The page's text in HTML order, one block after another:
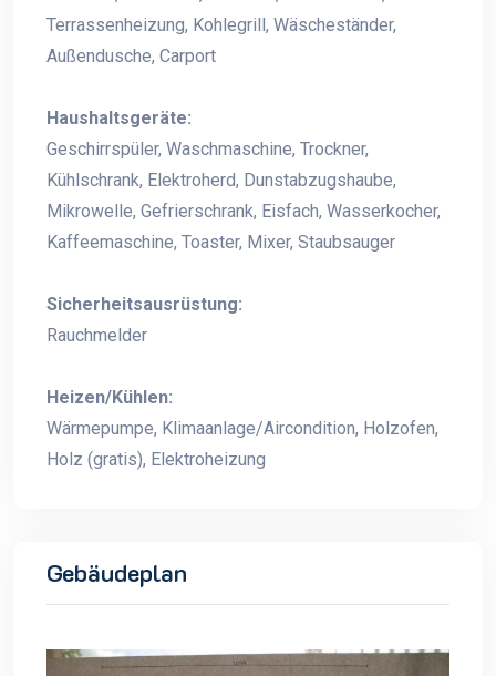
Terrassenheizung, Kohlegrill, Wäscheständer,
Außendusche, Carport
Haushaltsgeräte:
Geschirrspüler, Waschmaschine, Trockner,
Kühlschrank, Elektroherd, Dunstabzugshaube,
Mikrowelle, Gefrierschrank, Eisfach, Wasserkocher,
Kaffeemaschine, Toaster, Mixer, Staubsauger
Sicherheitsausrüstung:
Rauchmelder
Heizen/Kühlen:
Wärmepumpe, Klimaanlage/Aircondition, Holzofen,
Holz (gratis), Elektroheizung
Gebäudeplan